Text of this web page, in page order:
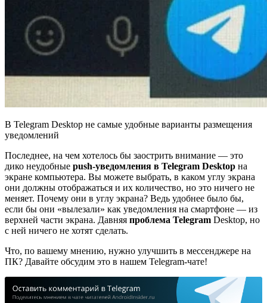
В Telegram Desktop не самые удобные варианты размещения
уведомлений
Последнее, на чем хотелось бы заострить внимание — это
дико неудобные push-уведомления в Telegram Desktop на
экране компьютера. Вы можете выбрать, в каком углу экрана
они должны отображаться и их количество, но это ничего не
меняет. Почему они в углу экрана? Ведь удобнее было бы,
если бы они «вылезали» как уведомления на смартфоне — из
верхней части экрана. Давняя проблема Telegram Desktop, но
с ней ничего не хотят сделать.
Что, по вашему мнению, нужно улучшить в мессенджере на
ПК? Давайте обсудим это в нашем Telegram-чате!